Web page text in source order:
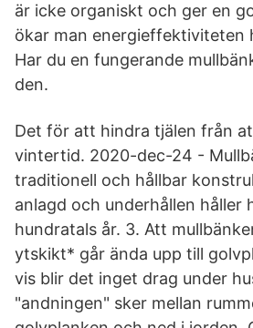
är icke organiskt och ger en
ökar man energieffektiviteten
Har du en fungerande
den.
Det för att hindra tjälen från
vintertid. 2020-dec-24 -
traditionell och hållbar
anlagd och underhållen håller
hundratals år. 3. Att
ytskikt* går ända upp till
vis blir det inget drag under
"andningen" sker mellan